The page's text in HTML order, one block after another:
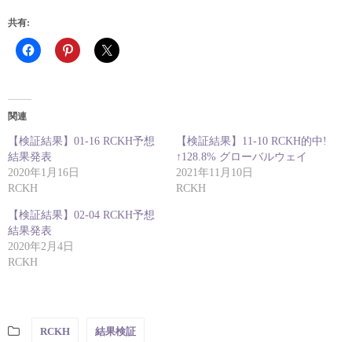
共有:
関連
【検証結果】01-16 RCKH予想
結果発表
2020年1月16日
RCKH
【検証結果】11-10 RCKH的中!
↑128.8% グローバルウェイ
2021年11月10日
RCKH
【検証結果】02-04 RCKH予想
結果発表
2020年2月4日
RCKH
RCKH 結果検証